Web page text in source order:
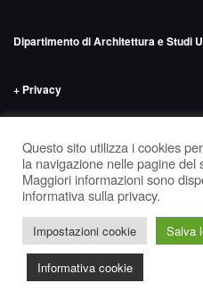
Dipartimento di Architettura e Studi
+ Privacy
‘Nave’, seminterrato
Questo sito utilizza i cookies
la navigazione nelle pagine del
Maggiori informazioni sono
informativa sulla privacy.
Impostazioni cookie Salva
Informativa cookie